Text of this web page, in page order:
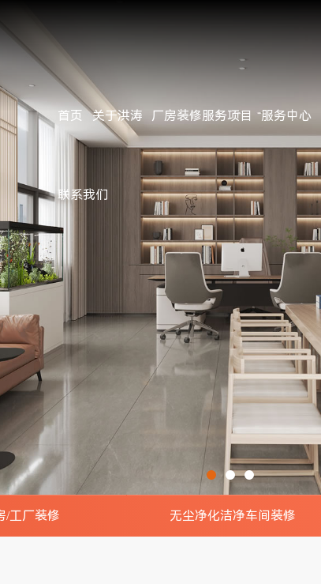
首页 关于洪涛
公司简介
公司资质
公司环境
团队风采
厂房装修服务项目
办公楼/办公室/写字楼装修
无尘净化洁净车间装修
钢结构工程
地坪工程
服务中心
服务流程
设计团队
施工团队
施工标准
施工工艺
经典案例
工地参观
客户见证
公司动态
行业新闻
常见问题
联系我们
/工厂装修
装修实景效果图
无尘净化洁净车间装修